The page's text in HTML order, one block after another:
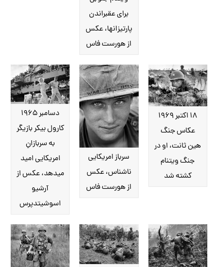
برای عقب‎راندن
پارتیزان‎ها، عکس
از هورست فاس
دسامبر ۱۹۶۵
کارول بیکر بازیگر
به سربازانِ
امریکایی امید
می‎دهد، عکس از
آرشیو
اسوشیتدپرس
سرباز امریکایی
ناشناس، عکس
از هورست فاس
۱۸ اکتبر ۱۹۶۹
عکاس جنگ
هین ثانت، او در
جنگ ویتنام
کشته شد